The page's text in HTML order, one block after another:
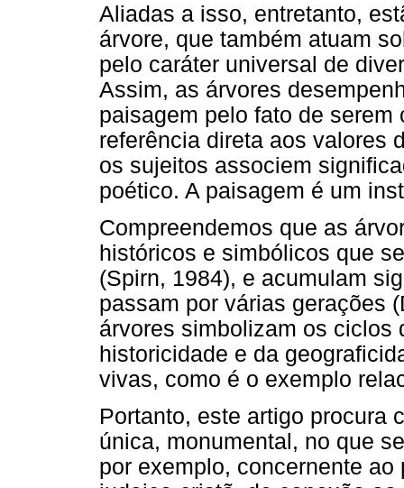
Aliadas a isso, entretanto,
árvore, que também atuam
pelo caráter universal de
Assim, as árvores
paisagem pelo fato de
referência direta aos valores
os sujeitos associem
poético. A paisagem é um
Compreendemos que as
históricos e simbólicos que
(Spirn, 1984), e acumulam
passam por várias gerações
árvores simbolizam os ciclos
historicidade e da
vivas, como é o exemplo
Portanto, este artigo procura
única, monumental, no que
por exemplo, concernente